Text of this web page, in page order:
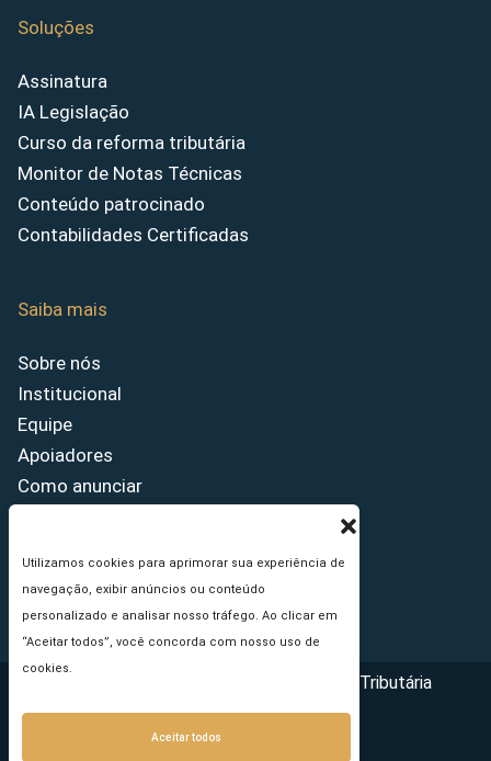
Utilizamos cookies para aprimorar sua experiência de
navegação, exibir anúncios ou conteúdo
personalizado e analisar nosso tráfego. Ao clicar em
“Aceitar todos”, você concorda com nosso uso de
cookies.
Aceitar todos
Soluções
Assinatura
IA Legislação
Curso da reforma tributária
Monitor de Notas Técnicas
Conteúdo patrocinado
Contabilidades Certificadas
Saiba mais
Sobre nós
Institucional
Equipe
Apoiadores
Como anunciar
Princípios Editoriais
Copyright © 2026 - Portal da Reforma Tributária